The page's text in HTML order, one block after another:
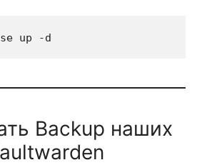
up -d
Backup наших